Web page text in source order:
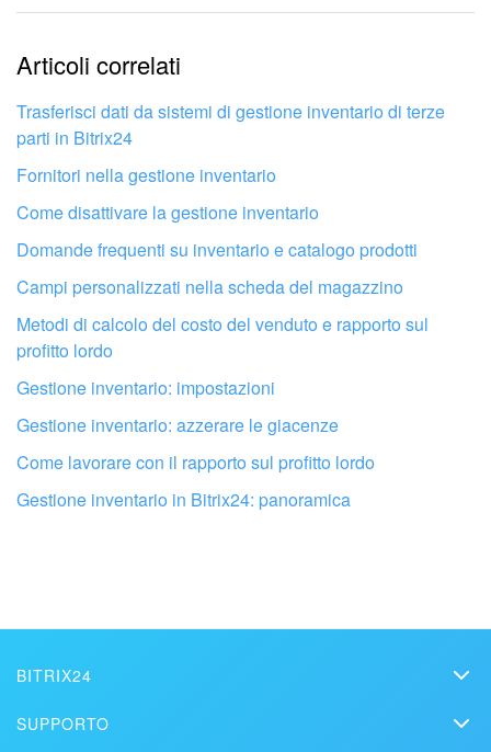
Le informazioni sono obsolete.
Troppo breve, ho bisogno di maggiori informazioni.
Non mi soddisfa come funziona questo strumento
Fai configurare il tuo Bitrix24 a un
professionista locale
Articoli correlati
Trasferisci dati da sistemi di gestione inventario di terze
parti in Bitrix24
Fornitori nella gestione inventario
Come disattivare la gestione inventario
Domande frequenti su inventario e catalogo prodotti
Campi personalizzati nella scheda del magazzino
Metodi di calcolo del costo del venduto e rapporto sul
profitto lordo
Gestione inventario: impostazioni
Gestione inventario: azzerare le giacenze
Come lavorare con il rapporto sul profitto lordo
Gestione inventario in Bitrix24: panoramica
BITRIX24
SUPPORTO